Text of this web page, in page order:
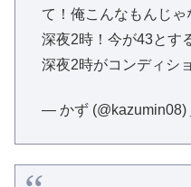
て！俺こんなもんじ
深夜2時！今が43とす
深夜2時がコンディシ
— かず (@kazumin08)